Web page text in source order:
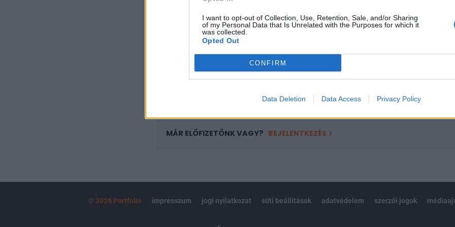
I want to opt-out of Collection, Use, Retention, Sale, and/or Sharing
of my Personal Data that Is Unrelated with the Purposes for which it
was collected.
Opted Out
CONFIRM
Data Deletion Data Access Privacy Policy
regisztrációhoz kötött.
Az előfizetés a következőket tartalmazza:
Portfolio.hu teljes cikkarchívum
Kötéslisták: BÉT elmúlt 2 év napon belüli
kötéslistái
Előfizetés
MÁR ELŐFIZETŐNK VAGY? BEJELENTKEZÉS
© 2026 Portfolio impresszum jogi nyilatkozat süti beállítások adatvédelem szerzői jogok